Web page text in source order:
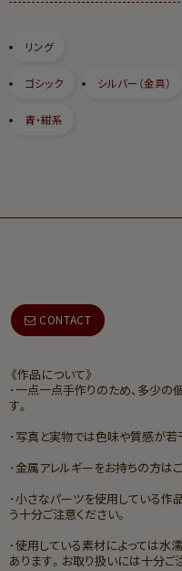
リング
ゴシック シルバー（金具）
青・紺系
CONTACT
《作品について》
･一点一点手作りのため、多少の
す。
･ 写真と実物では色味や質感が若
･ 金属アレルギーをお持ちの方は
･小さなパーツを使用している作
う十分ご注意ください。
･使用している素材によっては水
あります。お取り扱いには十分ご